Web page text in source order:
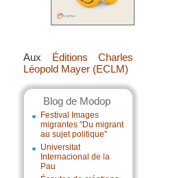
Aux Éditions Charles
Léopold Mayer (ECLM)
Blog de Modop
Festival Images
migrantes "Du migrant
au sujet politique"
Universitat
Internacional de la
Pau